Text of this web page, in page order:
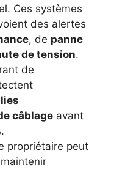
Ces systèmes
des alertes
, de panne
de tension.
de
câblage avant
propriétaire peut